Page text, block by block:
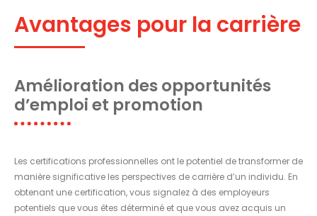
Avantages pour la carrière
Amélioration des opportunités
d’emploi et promotion
Les certifications professionnelles ont le potentiel de transformer de
manière significative les perspectives de carrière d’un individu. En
obtenant une certification, vous signalez à des employeurs
potentiels que vous êtes déterminé et que vous avez acquis un